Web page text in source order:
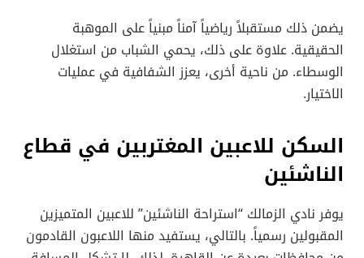
يضمن ذلك مستقبلاً رياضياً آمناً مبنياً على الموهبة
الحقيقية. علاوة على ذلك، يحمي الشباب من استغلال
الوسطاء. من ناحية أخرى، يعزز الشفافية في عمليات
الاختيار.
السكن للاعبين المغتربين في قطاع
الناشئين
يوفر نادي الزمالك “استراحة الناشئين” للاعبين المتميزين
المقبولين رسمياً. بالتالي، يستفيد منها اللاعبون القادمون